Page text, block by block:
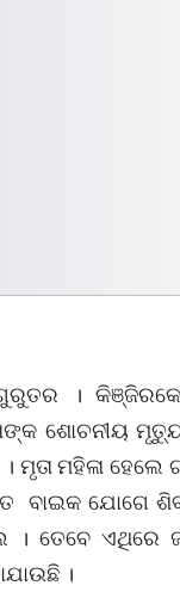
।
ଶୋଚନୀୟ
ମହିଳା ହେଲେ
ବାଇକ ଯୋଗେ
। ତେବେ ଏଥିରେ
।